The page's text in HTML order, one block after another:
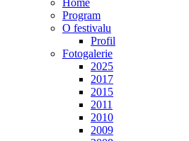
Home
Program
O festivalu
Profil
Fotogalerie
2025
2017
2015
2011
2010
2009